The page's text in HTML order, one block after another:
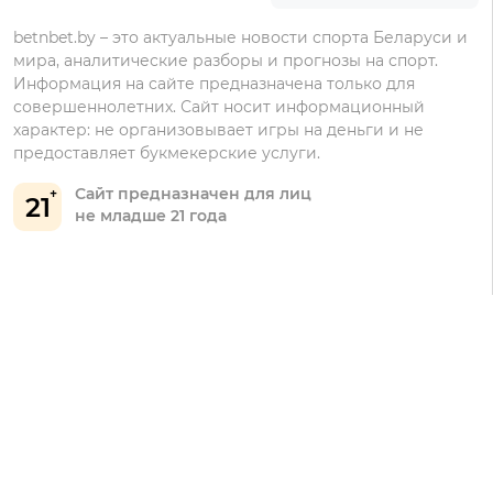
Бонусы Винлайн
21
Сайт предназначен для лиц
не младше 21 года
betnbet.by – это актуальные новости спорта Беларуси и
мира, аналитические разборы и прогнозы на спорт.
Информация на сайте предназначена только для
совершеннолетних. Сайт носит информационный
характер: не организовывает игры на деньги и не
предоставляет букмекерские услуги.